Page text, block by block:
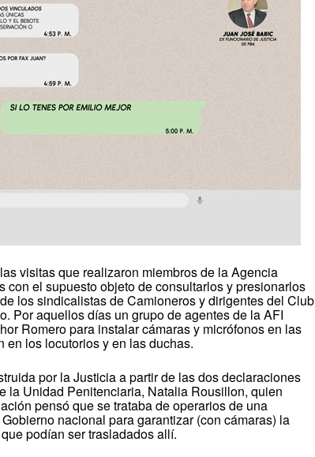
visitas que realizaron miembros de la Agencia
con el supuesto objeto de consultarlos y presionarlos
los sindicalistas de Camioneros y dirigentes del Club
Por aquellos días un grupo de agentes de la AFI
Romero para instalar cámaras y micrófonos en las
los locutorios y en las duchas.
por la Justicia a partir de las dos declaraciones
la Unidad Penitenciaria, Natalia Rousillon, quien
pensó que se trataba de operarios de una
nacional para garantizar (con cámaras) la
podían ser trasladados allí.